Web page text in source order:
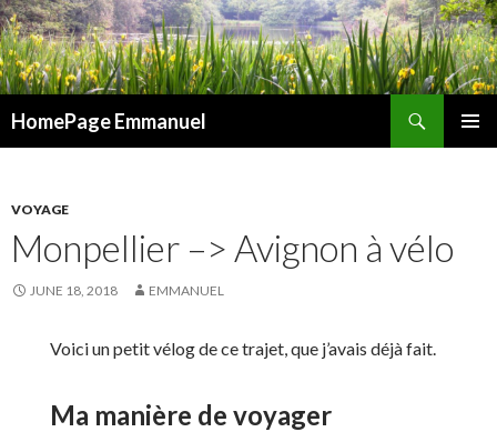
HomePage Emmanuel
VOYAGE
Monpellier –> Avignon à vélo
JUNE 18, 2018 EMMANUEL
Voici un petit vélog de ce trajet, que j’avais déjà fait.
Ma manière de voyager